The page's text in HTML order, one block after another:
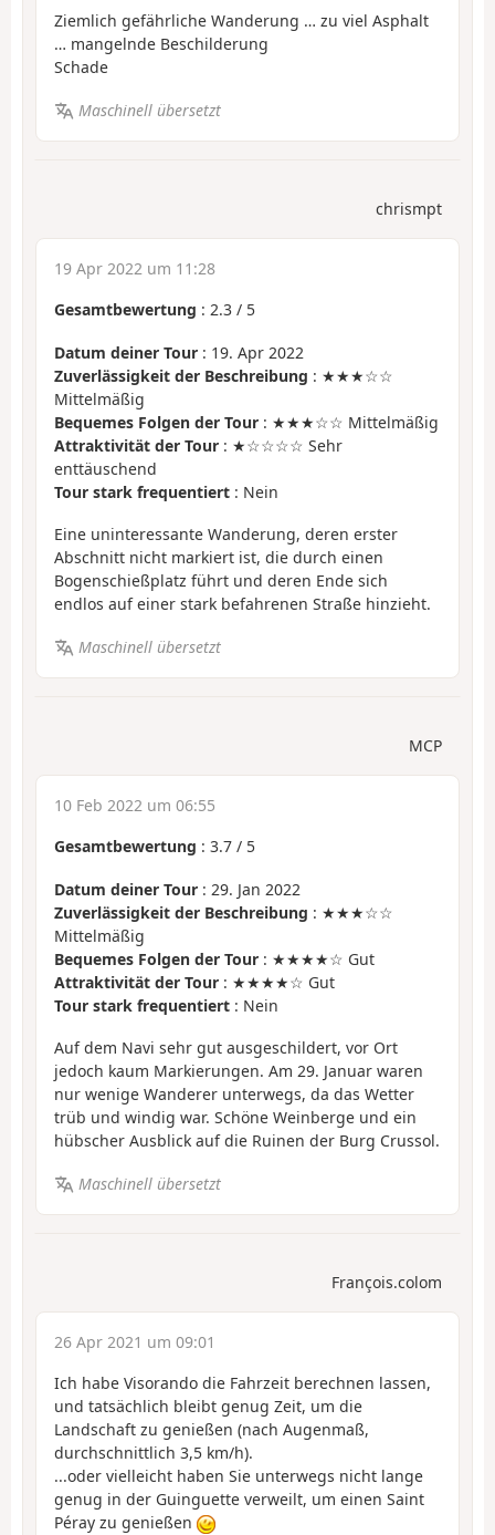
Ziemlich gefährliche Wanderung … zu viel Asphalt
… mangelnde Beschilderung
Schade
Maschinell übersetzt
chrismpt
19 Apr 2022 um 11:28
Gesamtbewertung : 2.3 / 5
Datum deiner Tour : 19. Apr 2022
Zuverlässigkeit der Beschreibung : ★★★☆☆
Mittelmäßig
Bequemes Folgen der Tour : ★★★☆☆ Mittelmäßig
Attraktivität der Tour : ★☆☆☆☆ Sehr
enttäuschend
Tour stark frequentiert : Nein
Eine uninteressante Wanderung, deren erster
Abschnitt nicht markiert ist, die durch einen
Bogenschießplatz führt und deren Ende sich
endlos auf einer stark befahrenen Straße hinzieht.
Maschinell übersetzt
MCP
10 Feb 2022 um 06:55
Gesamtbewertung : 3.7 / 5
Datum deiner Tour : 29. Jan 2022
Zuverlässigkeit der Beschreibung : ★★★☆☆
Mittelmäßig
Bequemes Folgen der Tour : ★★★★☆ Gut
Attraktivität der Tour : ★★★★☆ Gut
Tour stark frequentiert : Nein
Auf dem Navi sehr gut ausgeschildert, vor Ort
jedoch kaum Markierungen. Am 29. Januar waren
nur wenige Wanderer unterwegs, da das Wetter
trüb und windig war. Schöne Weinberge und ein
hübscher Ausblick auf die Ruinen der Burg Crussol.
Maschinell übersetzt
François.colom
26 Apr 2021 um 09:01
Ich habe Visorando die Fahrzeit berechnen lassen,
und tatsächlich bleibt genug Zeit, um die
Landschaft zu genießen (nach Augenmaß,
durchschnittlich 3,5 km/h).
...oder vielleicht haben Sie unterwegs nicht lange
genug in der Guinguette verweilt, um einen Saint
Péray zu genießen